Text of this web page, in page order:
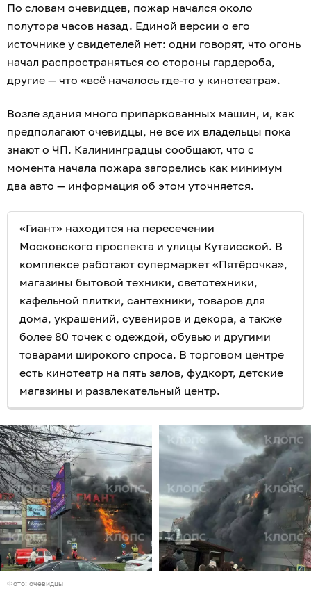
По словам очевидцев, пожар начался около
полутора часов назад. Единой версии о его
источнике у свидетелей нет: одни говорят, что огонь
начал распространяться со стороны гардероба,
другие — что «всё началось где-то у кинотеатра».
Возле здания много припаркованных машин, и, как
предполагают очевидцы, не все их владельцы пока
знают о ЧП. Калининградцы сообщают, что с
момента начала пожара загорелись как минимум
два авто — информация об этом уточняется.
«Гиант» находится на пересечении
Московского проспекта и улицы Кутаисской. В
комплексе работают супермаркет «Пятёрочка»,
магазины бытовой техники, светотехники,
кафельной плитки, сантехники, товаров для
дома, украшений, сувениров и декора, а также
более 80 точек с одеждой, обувью и другими
товарами широкого спроса. В торговом центре
есть кинотеатр на пять залов, фудкорт, детские
магазины и развлекательный центр.
Фото: очевидцы